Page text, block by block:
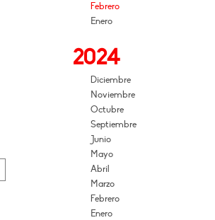
Febrero
Enero
2024
Diciembre
Noviembre
Octubre
Septiembre
Junio
Mayo
Abril
Marzo
Febrero
Enero